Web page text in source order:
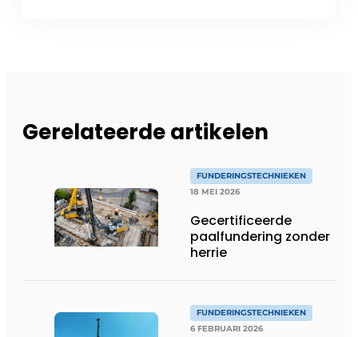
Gerelateerde artikelen
FUNDERINGSTECHNIEKEN
18 MEI 2026
Gecertificeerde
paalfundering zonder
herrie
FUNDERINGSTECHNIEKEN
6 FEBRUARI 2026